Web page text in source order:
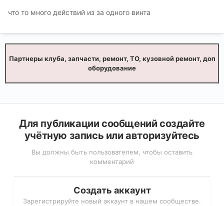
что то много действий из за одного винта
Партнеры клуба, запчасти, ремонт, ТО, кузовной ремонт, доп
оборудование
Для публикации сообщений создайте
учётную запись или авторизуйтесь
Вы должны быть пользователем, чтобы оставить
комментарий
Создать аккаунт
Зарегистрируйте новый аккаунт в нашем сообществе.